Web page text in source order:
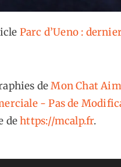
Parc d’Ueno :
deMon Chat
- Pas de
dehttps://mcalp.fr.